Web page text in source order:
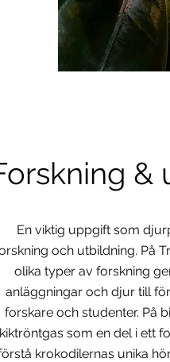
&
En viktig uppgift som
och utbildning. På
olika typer av forskning
anläggningar och djur till
forskare och studenter. På
som en del i ett
krokodilernas unika